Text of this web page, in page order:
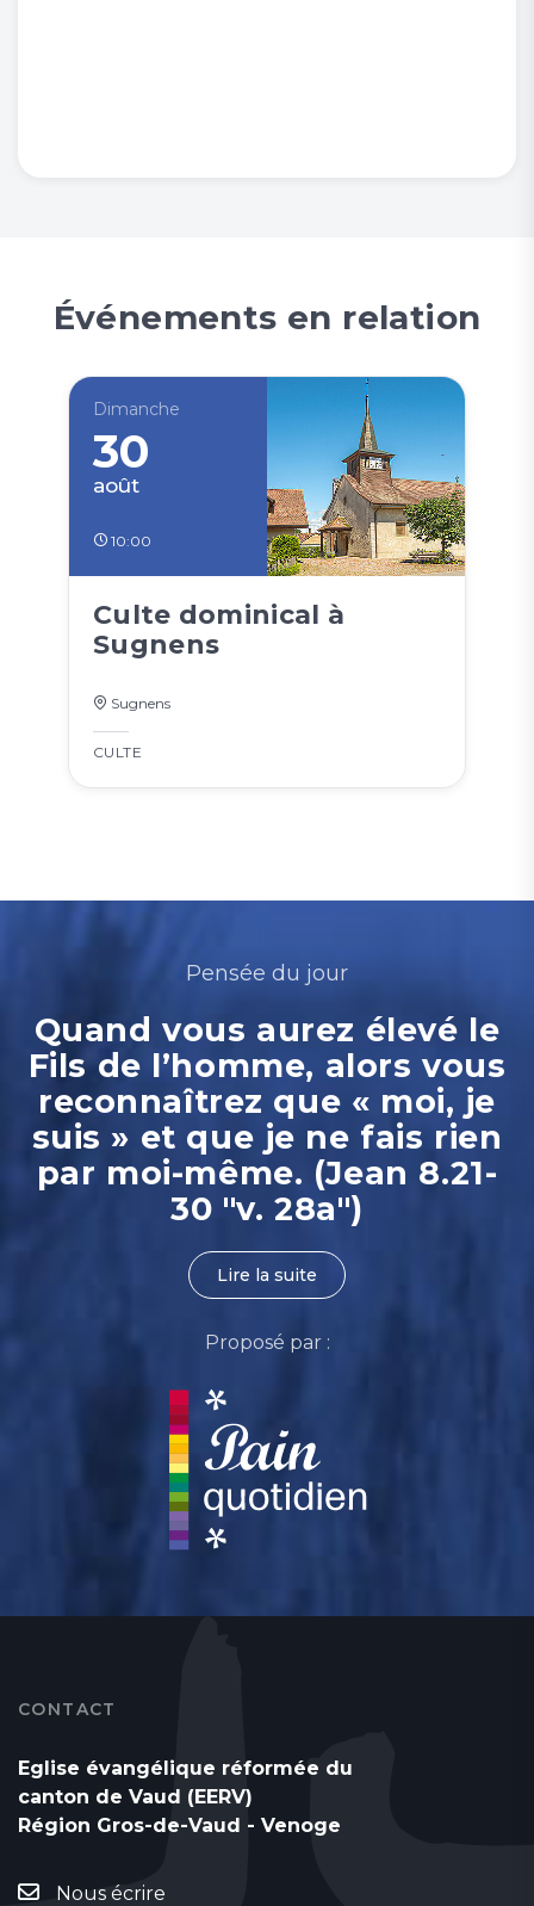
Événements en relation
Dimanche
30
août
10:00
Culte dominical à
Sugnens
Sugnens
CULTE
Pensée du jour
Quand vous aurez élevé le
Fils de l’homme, alors vous
reconnaîtrez que « moi, je
suis » et que je ne fais rien
par moi-même. (Jean 8.21-
30 "v. 28a")
Lire la suite
Proposé par :
CONTACT
Eglise évangélique réformée du
canton de Vaud (EERV)
Région Gros-de-Vaud - Venoge
Nous écrire